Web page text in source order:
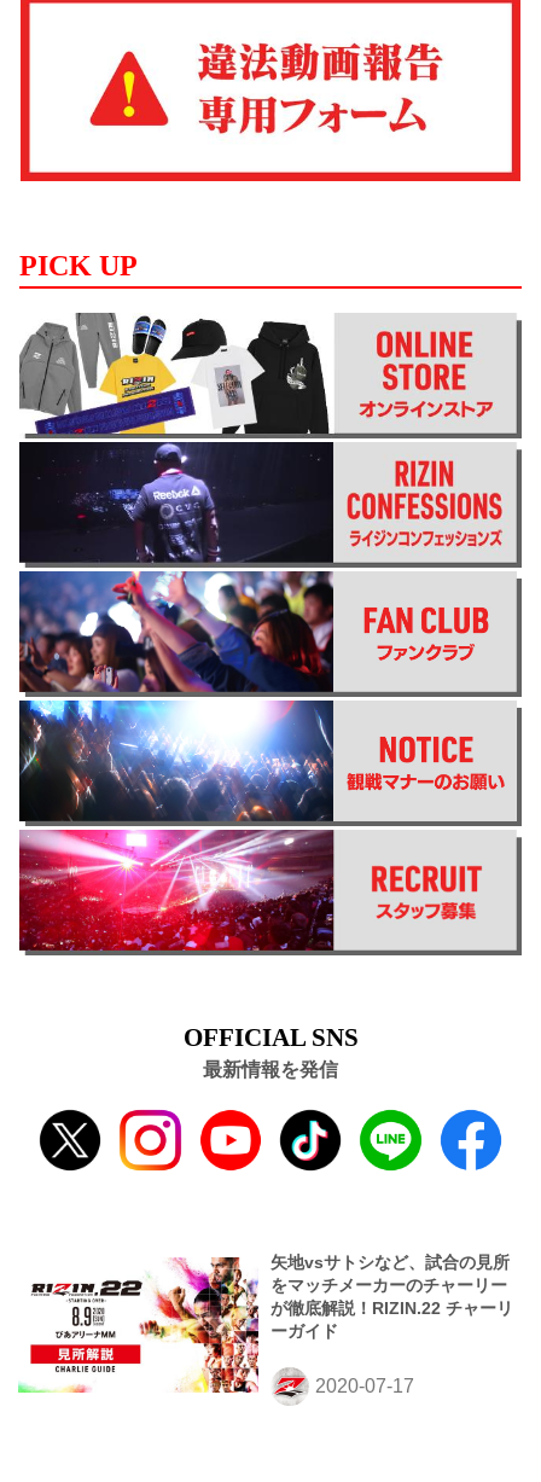
PICK UP
OFFICIAL SNS
最新情報を発信
矢地vsサトシなど、試合の見所
をマッチメーカーのチャーリー
が徹底解説！RIZIN.22 チャーリ
ーガイド